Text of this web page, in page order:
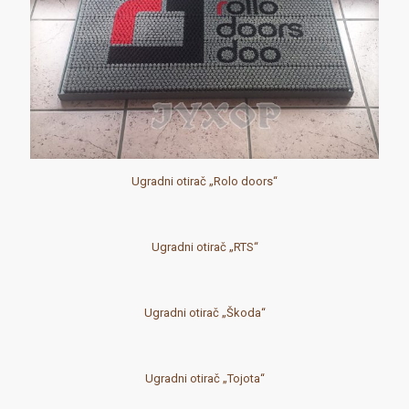
Ugradni otirač „Rolo doors“
Ugradni otirač „RTS“
Ugradni otirač „Škoda“
Ugradni otirač „Tojota“